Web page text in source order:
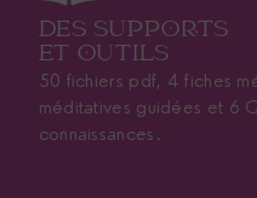
DES SUPPORTS
ET OUTILS
50 fichiers pdf, 4 fiches
méditatives guidées et 6
connaissances.